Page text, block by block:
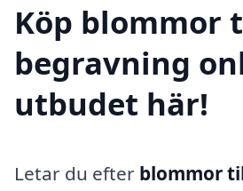
Köp blommor
begravning
utbudet här!
Letar du efter blommor